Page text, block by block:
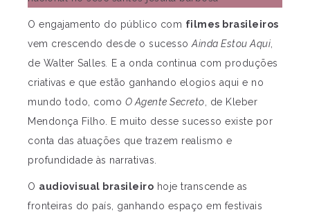
O engajamento do público com filmes brasileiros
vem crescendo desde o sucesso Ainda Estou Aqui
de Walter Salles
E a onda continua com produções
criativas e que estão ganhando elogios aqui e no
mundo todo, como O Agente Secreto , de Kleber
Mendonça Filho. E muito desse sucesso existe por
conta das atuações que trazem realismo e
profundidade às narrativas.
O audiovisual brasileiro hoje transcende as
fronteiras do país, ganhando espaço em festivais